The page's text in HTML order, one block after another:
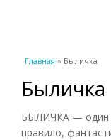
Вы здесь
Главная » Быличка
Быличка
БЫЛИЧКА — один
правило,